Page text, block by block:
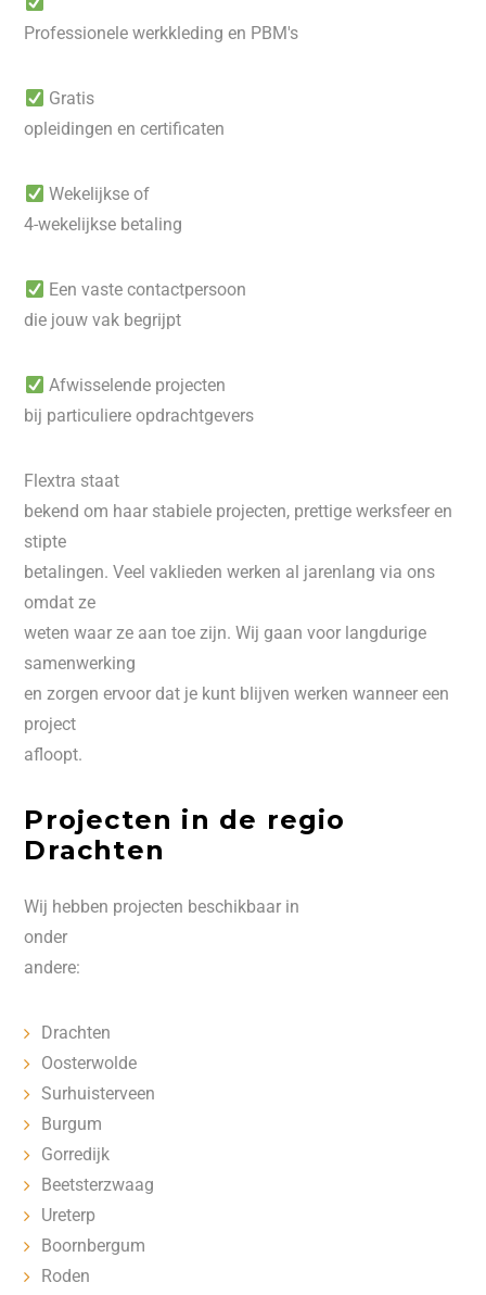
Professionele werkkleding en PBM's
Gratis
opleidingen en certificaten
Wekelijkse of
4-wekelijkse betaling
Een vaste contactpersoon
die jouw vak begrijpt
Afwisselende projecten
bij particuliere opdrachtgevers
Flextra staat
bekend om haar stabiele projecten, prettige werksfeer en
stipte
betalingen. Veel vaklieden werken al jarenlang via ons
omdat ze
weten waar ze aan toe zijn. Wij gaan voor langdurige
samenwerking
en zorgen ervoor dat je kunt blijven werken wanneer een
project
afloopt.
Projecten in de regio
Drachten
Wij hebben projecten beschikbaar in
onder
andere:
Drachten
Oosterwolde
Surhuisterveen
Burgum
Gorredijk
Beetsterzwaag
Ureterp
Boornbergum
Roden